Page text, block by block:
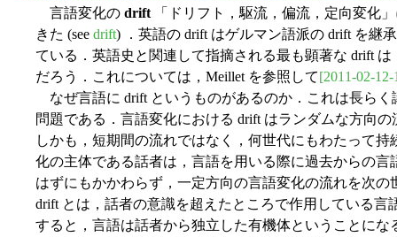
言語変化の drift 「ドリフト，駆流，偏流，定向変化
きた (see drift) ．英語の drift はゲルマン語派の drift を継
ている．英語史と関連して指摘される最も顕著な drift は
だろう．これについては，Meillet を参照して[2011-02-12-
なぜ言語に drift というものがあるのか．これは長ら
問題である．言語変化における drift はランダムな方向
しかも，短期間の流れではなく，何世代にもわたって
化の主体である話者は，言語を用いる際に過去からの
はずにもかかわらず，一定方向の言語変化の流れを次
drift とは，話者の意識を超えたところで作用している
すると，言語は話者から独立した有機体ということに